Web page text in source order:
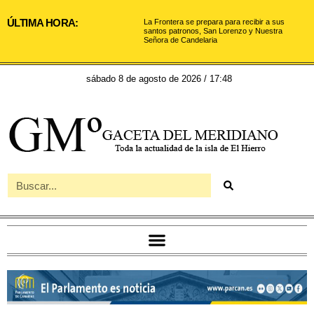
ÚLTIMA HORA:
La Frontera se prepara para recibir a sus
santos patronos, San Lorenzo y Nuestra
Señora de Candelaria
sábado 8 de agosto de 2026 / 17:48